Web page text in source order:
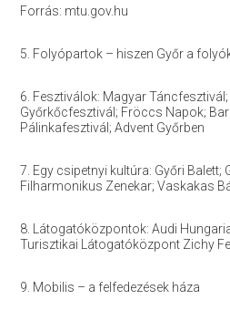
Forrás: mtu.gov.hu
5. Folyópartok – hiszen Győr a
6. Fesztiválok: Magyar
Győrkőcfesztivál; Fröccs Napok;
Pálinkafesztivál; Advent Győrben
7. Egy csipetnyi kultúra: Győri Balett;
Filharmonikus Zenekar; Vaskakas
8. Látogatóközpontok: Audi
Turisztikai Látogatóközpont Zichy
9. Mobilis – a felfedezések háza